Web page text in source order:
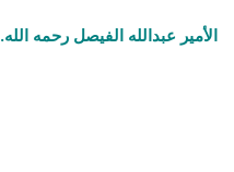
الأمير عبدالله الفيصل رحمه الله.